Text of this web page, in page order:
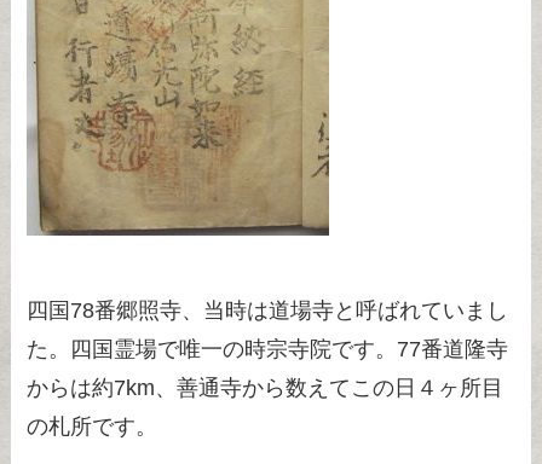
四国78番郷照寺、当時は道場寺と呼ばれていまし
た。四国霊場で唯一の時宗寺院です。77番道隆寺
からは約7km、善通寺から数えてこの日４ヶ所目
の札所です。